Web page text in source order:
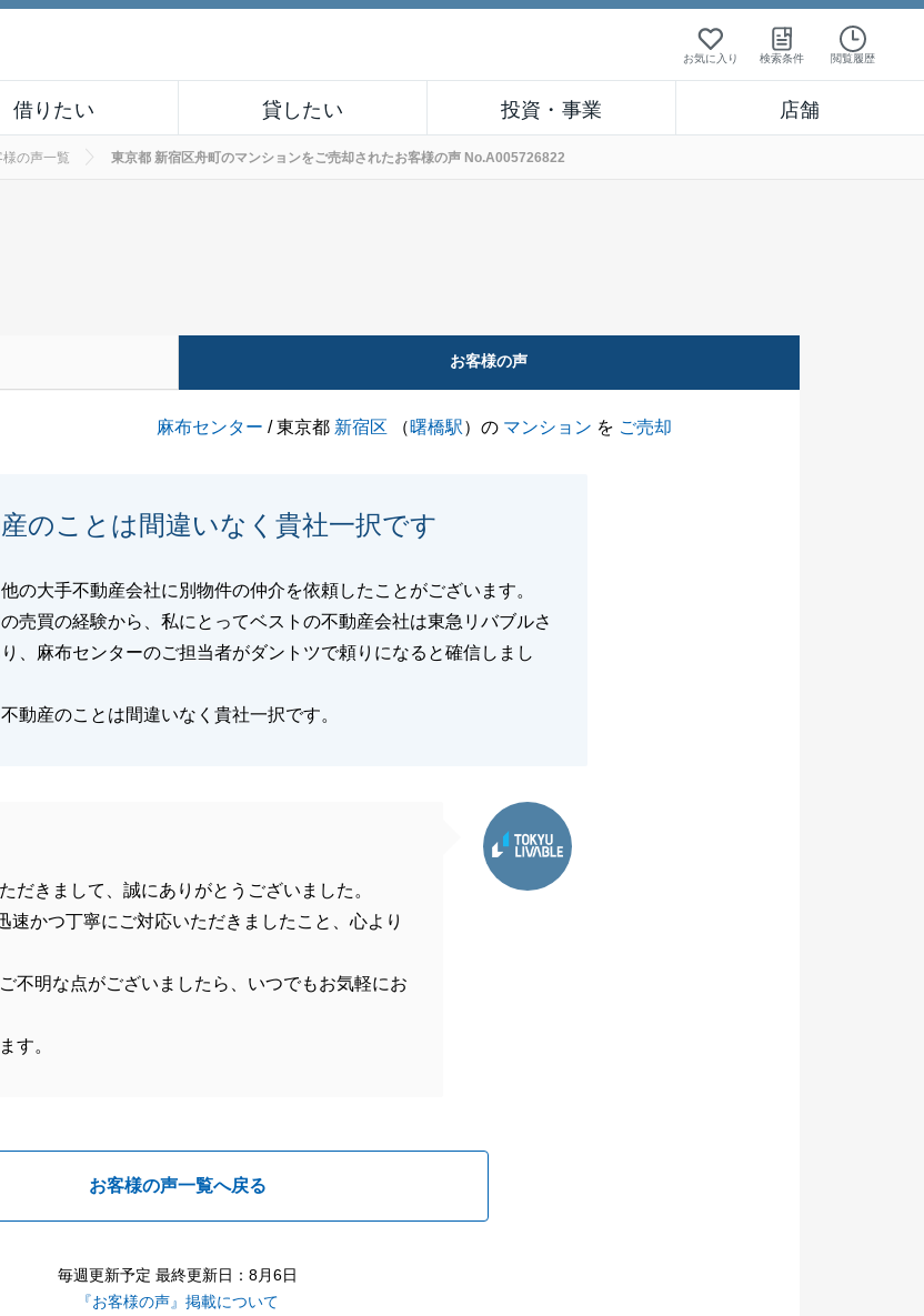
お気に入り 検索条件 閲覧履歴
借りたい 貸したい 投資・事業 店舗
様の声一覧 東京都 新宿区舟町のマンションをご売却されたお客様の声 No.A005726822
お客様の声
麻布センター / 東京都 新宿区 （曙橋駅）の マンション を ご売却
のことは間違いなく貴社一択です
の大手不動産会社に別物件の仲介を依頼したことがございます。
売買の経験から、私にとってベストの不動産会社は東急リバブルさ
、麻布センターのご担当者がダントツで頼りになると確信しまし
動産のことは間違いなく貴社一択です。
だきまして、誠にありがとうございました。
速かつ丁寧にご対応いただきましたこと、心より
不明な点がございましたら、いつでもお気軽にお
す。
お客様の声一覧へ戻る
毎週更新予定 最終更新日：8月6日
『お客様の声』掲載について